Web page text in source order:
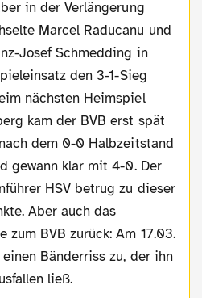
in der Verlängerung
Marcel Raducanu und
Josef Schmedding in
den 3-1-Sieg
nächsten Heimspiel
kam der BVB erst spät
dem 0-0 Halbzeitstand
gewann klar mit 4-0. Der
HSV betrug zu dieser
Aber auch das
zum BVB zurück: Am 17.03.
Bänderriss zu, der ihn
ließ.